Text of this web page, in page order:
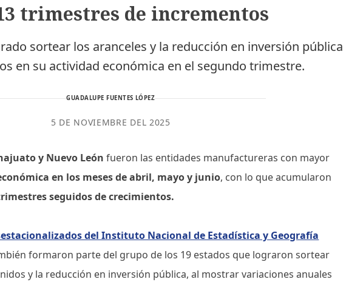
trimestres de incrementos
sortear los aranceles y la reducción en inversión pública
en su actividad económica en el segundo trimestre.
GUADALUPE FUENTES LÓPEZ
5 DE NOVIEMBRE DEL 2025
y Nuevo León fueron las entidades manufactureras con mayor
en los meses de abril, mayo y junio, con lo que acumularon
seguidos de crecimientos.
del Instituto Nacional de Estadística y Geografía
formaron parte del grupo de los 19 estados que lograron sortear
y la reducción en inversión pública, al mostrar variaciones anuales